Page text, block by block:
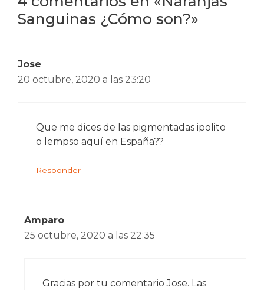
Sanguinas ¿Cómo son?»
Jose
20 octubre, 2020 a las 23:20
Que me dices de las pigmentadas ipolito
o lempso aquí en España??
Responder
Amparo
25 octubre, 2020 a las 22:35
Gracias por tu comentario Jose. Las